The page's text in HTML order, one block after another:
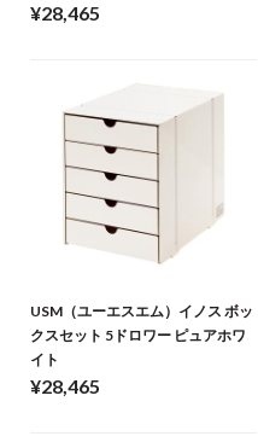
¥28,465
USM（ユーエスエム）イノス ボッ
クスセット 5ドロワー ピュアホワ
イト
¥28,465